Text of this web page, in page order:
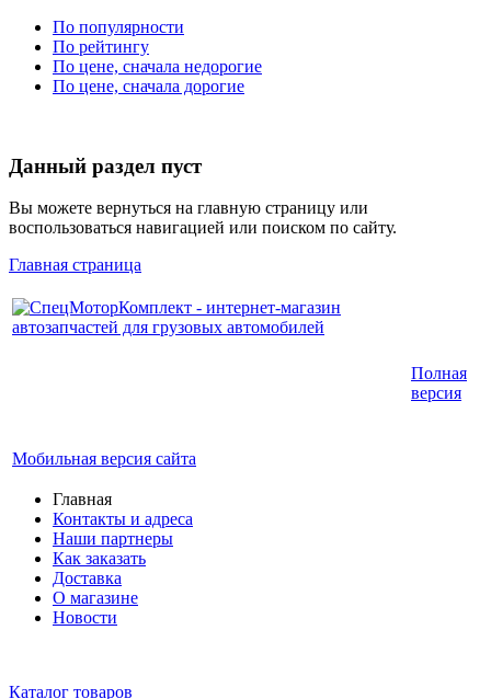
По популярности
По рейтингу
По цене, сначала недорогие
По цене, сначала дорогие
Данный раздел пуст
Вы можете вернуться на главную страницу или
воспользоваться навигацией или поиском по сайту.
Главная страница
Мобильная версия сайта
Полная
версия
Главная
Контакты и адреса
Наши партнеры
Как заказать
Доставка
О магазине
Новости
Каталог товаров